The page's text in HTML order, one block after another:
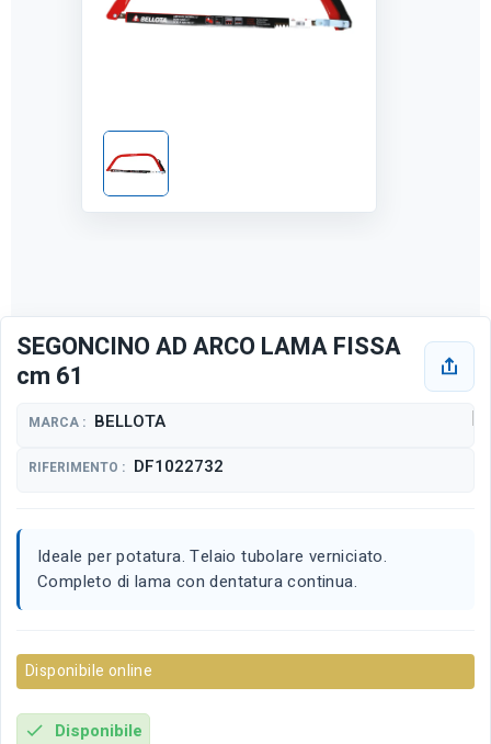
SEGONCINO AD ARCO LAMA FISSA
cm 61
MARCA : BELLOTA
RIFERIMENTO : DF1022732
Ideale per potatura. Telaio tubolare verniciato.
Completo di lama con dentatura continua.
Disponibile online
check Disponibile